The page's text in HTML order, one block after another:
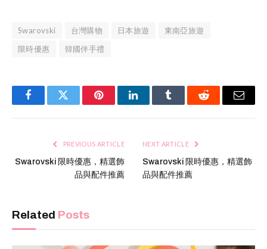
Swarovski 台灣購物 日本旅遊
東南亞旅遊
限時優惠
韓國伴手禮
FacebookTwitter PinterestLinkedInTumblr Reddit Email
PREVIOUS ARTICLE
Swarovski 限時優惠，精選飾
品與配件推薦
NEXT ARTICLE
Swarovski 限時優惠，精選飾
品與配件推薦
Related Posts